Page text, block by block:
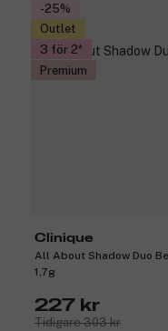
-25%
Outlet
3 för 2
Premium
Clinique
All About Shadow Duo
1,7g
227 kr
Tidigare 303 kr